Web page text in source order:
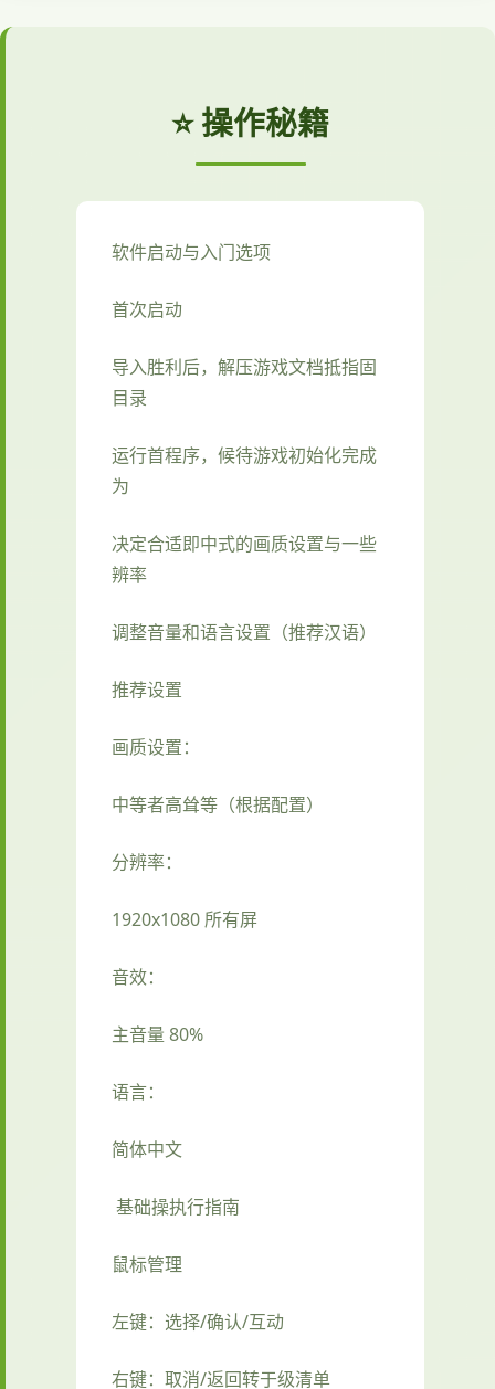
⭐ 操作秘籍
软件启动与入门选项
首次启动
导入胜利后，解压游戏文档抵指固
目录
运行首程序，候待游戏初始化完成
为
决定合适即中式的画质设置与一些
辨率
调整音量和语言设置（推荐汉语）
推荐设置
画质设置：
中等者高耸等（根据配置）
分辨率：
1920x1080 所有屏
音效：
主音量 80%
语言：
简体中文
基础操执行指南
鼠标管理
左键：选择/确认/互动
右键：取消/返回转于级清单